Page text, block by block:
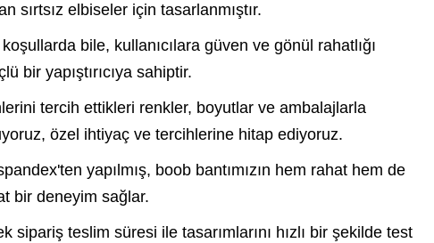
sırtsız elbiseler için tasarlanmıştır.
bile, kullanıcılara güven ve gönül rahatlığı
bir yapıştırıcıya sahiptir.
tercih ettikleri renkler, boyutlar ve ambalajlarla
özel ihtiyaç ve tercihlerine hitap ediyoruz.
yapılmış, boob bantımızın hem rahat hem de
bir deneyim sağlar.
teslim süresi ile tasarımlarını hızlı bir şekilde test